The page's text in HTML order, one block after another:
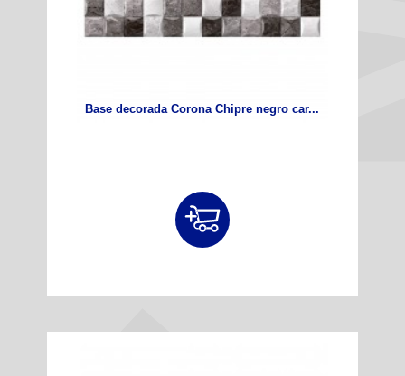
Base decorada Corona Chipre negro car...